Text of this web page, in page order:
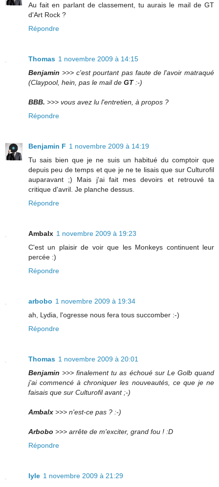
Au fait en parlant de classement, tu aurais le mail de GT
d'Art Rock ?
Répondre
Thomas 1 novembre 2009 à 14:15
Benjamin>>> c'est pourtant pas faute de l'avoir matraqué
(Claypool, hein, pas le mail de GT :-)
BBB. >>> vous avez lu l'entretien, à propos ?
Répondre
Benjamin F 1 novembre 2009 à 14:19
Tu sais bien que je ne suis un habitué du comptoir que
depuis peu de temps et que je ne te lisais que sur Culturofil
auparavant ;) Mais j'ai fait mes devoirs et retrouvé ta
critique d'avril. Je planche dessus.
Répondre
Ambalx 1 novembre 2009 à 19:23
C'est un plaisir de voir que les Monkeys continuent leur
percée :)
Répondre
arbobo 1 novembre 2009 à 19:34
ah, Lydia, l'ogresse nous fera tous succomber :-)
Répondre
Thomas 1 novembre 2009 à 20:01
Benjamin>>> finalement tu as échoué sur Le Golb quand
j'ai commencé à chroniquer les nouveautés, ce que je ne
faisais que sur Culturofil avant ;-)
Ambalx >>> n'est-ce pas ? :-)
Arbobo >>> arrête de m'exciter, grand fou ! :D
Répondre
lyle 1 novembre 2009 à 21:29